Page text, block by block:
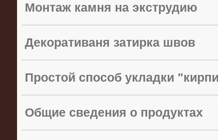
Монтаж камня на экструдию
Декоративаня затирка швов
Простой способ укладки
Общие сведения о продуктах